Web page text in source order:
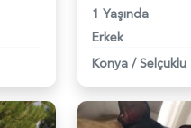
1 Yaşında
Erkek
Konya / Selçuklu